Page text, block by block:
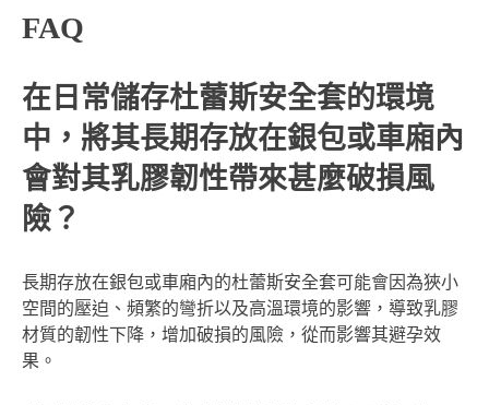
FAQ
在日常儲存杜蕾斯安全套的環境
中，將其長期存放在銀包或車廂內
會對其乳膠韌性帶來甚麼破損風
險？
長期存放在銀包或車廂內的杜蕾斯安全套可能會因為狹小
空間的壓迫、頻繁的彎折以及高溫環境的影響，導致乳膠
材質的韌性下降，增加破損的風險，從而影響其避孕效
果。